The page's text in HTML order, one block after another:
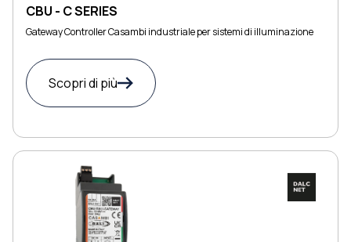
CBU - C SERIES
Gateway Controller Casambi industriale per sistemi di illuminazione
Scopri di più